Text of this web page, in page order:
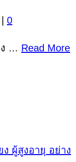
0
ง … Read More
ผู้สูงอายุ อย่าง